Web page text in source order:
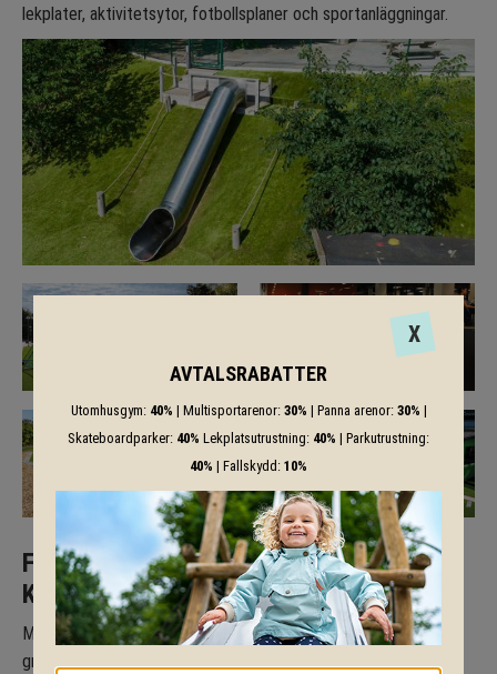
lekplater, aktivitetsytor, fotbollsplaner och sportanläggningar.
FLERA SKÖNA GRÖNA
KONSTGRÄSSORTER ATT VÄLJA PÅ
Med konstgräs slipper ni slitage på er sportanläggning och
gräsklippning blir ett minne blott. På skolgården och lekplatsen
X
AVTALSRABATTER
Utomhusgym: 40% | Multisportarenor: 30% | Panna arenor: 30% |
Skateboardparker: 40% Lekplatsutrustning: 40% | Parkutrustning:
40% | Fallskydd: 10%